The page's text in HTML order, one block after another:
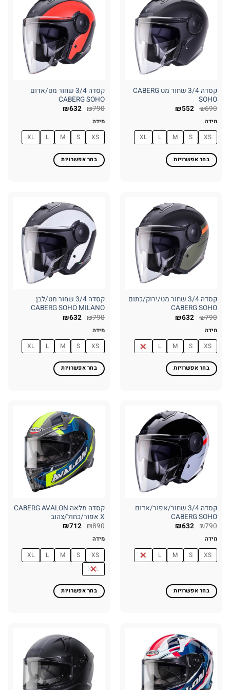
סוגים.
ניתן
לבחור
האפשרויות
סוגים.
ניתן
לבחור
האפשרויות
קסדה 3/4 שחור מט CABERG
SOHO
₪690
₪552
מידה
XS
S
M
L
XL
בחר אפשרויות
סוגים.
ניתן
לבחור
האפשרויות
קסדה 3/4 שחור מט/אדום
CABERG SOHO
₪790
₪632
מידה
XS
S
M
L
XL
בחר אפשרויות
סוגים.
ניתן
לבחור
האפשרויות
קסדה 3/4 שחור מט/ירוק/כתום
CABERG SOHO
₪790
₪632
מידה
XS
S
M
L
XL
בחר אפשרויות
סוגים.
ניתן
לבחור
האפשרויות
קסדה 3/4 שחור מט/לבן
CABERG SOHO MILANO
₪790
₪632
מידה
XS
S
M
L
XL
בחר אפשרויות
סוגים.
ניתן
לבחור
האפשרויות
קסדה 3/4 שחור/אפור/אדום
CABERG SOHO
₪790
₪632
מידה
XS
S
M
L
XL
בחר אפשרויות
סוגים.
ניתן
לבחור
את
קסדה מלאה CABERG AVALON
X אפור/כחול/צהוב
₪890
₪712
מידה
XS
S
M
L
XL
XXL
בחר אפשרויות
סוגים.
לבחור